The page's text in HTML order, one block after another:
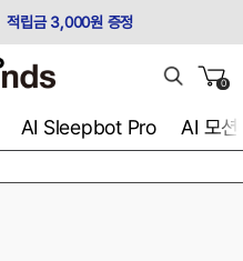
적립금 3,000원 증정
0
AI Sleepbot Pro AI 모션